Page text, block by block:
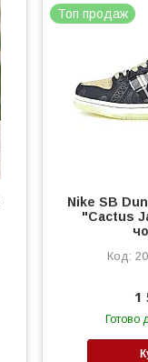
Топ продаж
Nike SB
"Cactus
1
Готово